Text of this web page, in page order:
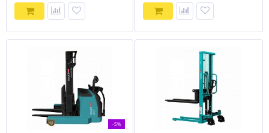
-5%